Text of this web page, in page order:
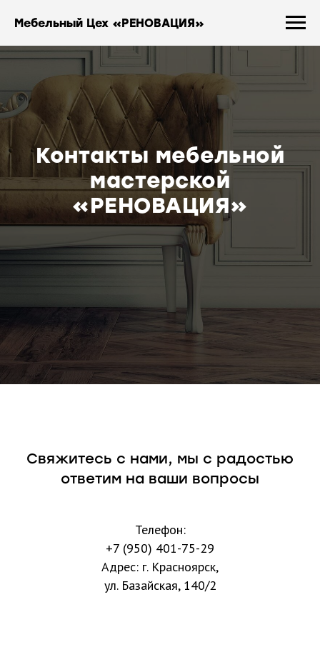
Мебельный Цех «РЕНОВАЦИЯ»
Контакты мебельной
мастерской
«РЕНОВАЦИЯ»
Свяжитесь с нами, мы с радостью
ответим на ваши вопросы
Телефон:
+7 (950) 401-75-29
Адрес: г. Красноярск,
ул. Базайская, 140/2